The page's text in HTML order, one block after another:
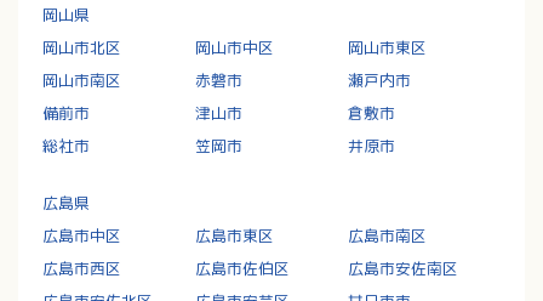
岡山県
岡山市北区
岡山市中区
岡山市東区
岡山市南区
赤磐市
瀬戸内市
備前市
津山市
倉敷市
総社市
笠岡市 井原市
広島県
広島市中区
広島市東区
広島市南区
広島市西区
広島市佐伯区
広島市安佐南区